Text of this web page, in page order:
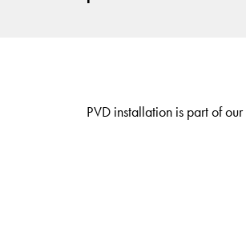
PVD installation is part of